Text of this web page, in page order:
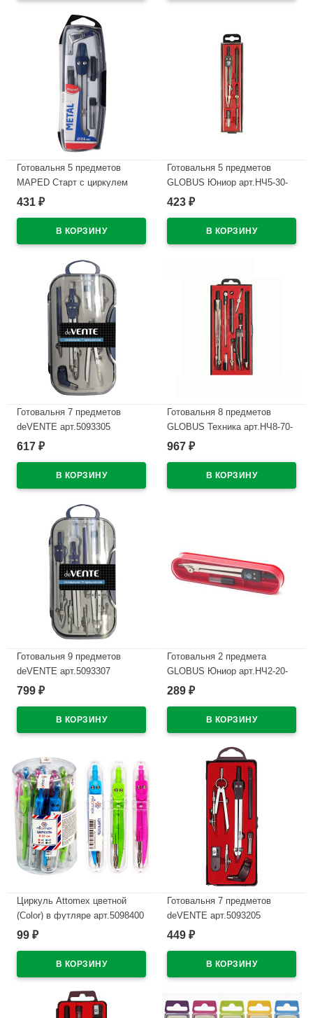
Готовальня 5 предметов
MAPED Старт c циркулем
арт.197513
431 ₽
Готовальня 5 предметов
GLOBUS Юниор арт.НЧ5-30-
40
423 ₽
Готовальня 7 предметов
deVENTE арт.5093305
В наличии
617 ₽
Готовальня 8 предметов
GLOBUS Техника арт.НЧ8-70-
60
967 ₽
Готовальня 9 предметов
deVENTE арт.5093307
В наличии
799 ₽
Готовальня 2 предмета
GLOBUS Юниор арт.НЧ2-20-
20
289 ₽
Циркуль Attomex цветной
(Color) в футляре арт.5098400
В наличии
99 ₽
Готовальня 7 предметов
deVENTE арт.5093205
В наличии
449 ₽